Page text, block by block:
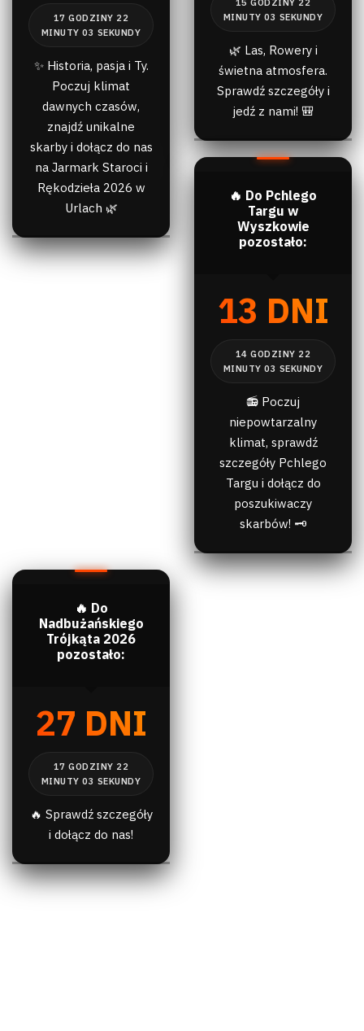
✨ Historia, pasja i Ty.
Poczuj klimat
dawnych czasów,
znajdź unikalne
skarby i dołącz do nas
na Jarmark Staroci i
Rękodzieła 2026 w
Urlach 🌿
🌿 Las, Rowery i
świetna atmosfera.
Sprawdź szczegóły i
jedź z nami! 🎒
🔥 Do Pchlego
Targu w
Wyszkowie
pozostało:
13 DNI
📻 Poczuj
niepowtarzalny
klimat, sprawdź
szczegóły Pchlego
Targu i dołącz do
poszukiwaczy
skarbów! 🗝️
🔥 Do
Nadbużańskiego
Trójkąta 2026
pozostało:
27 DNI
🔥 Sprawdź szczegóły
i dołącz do nas!